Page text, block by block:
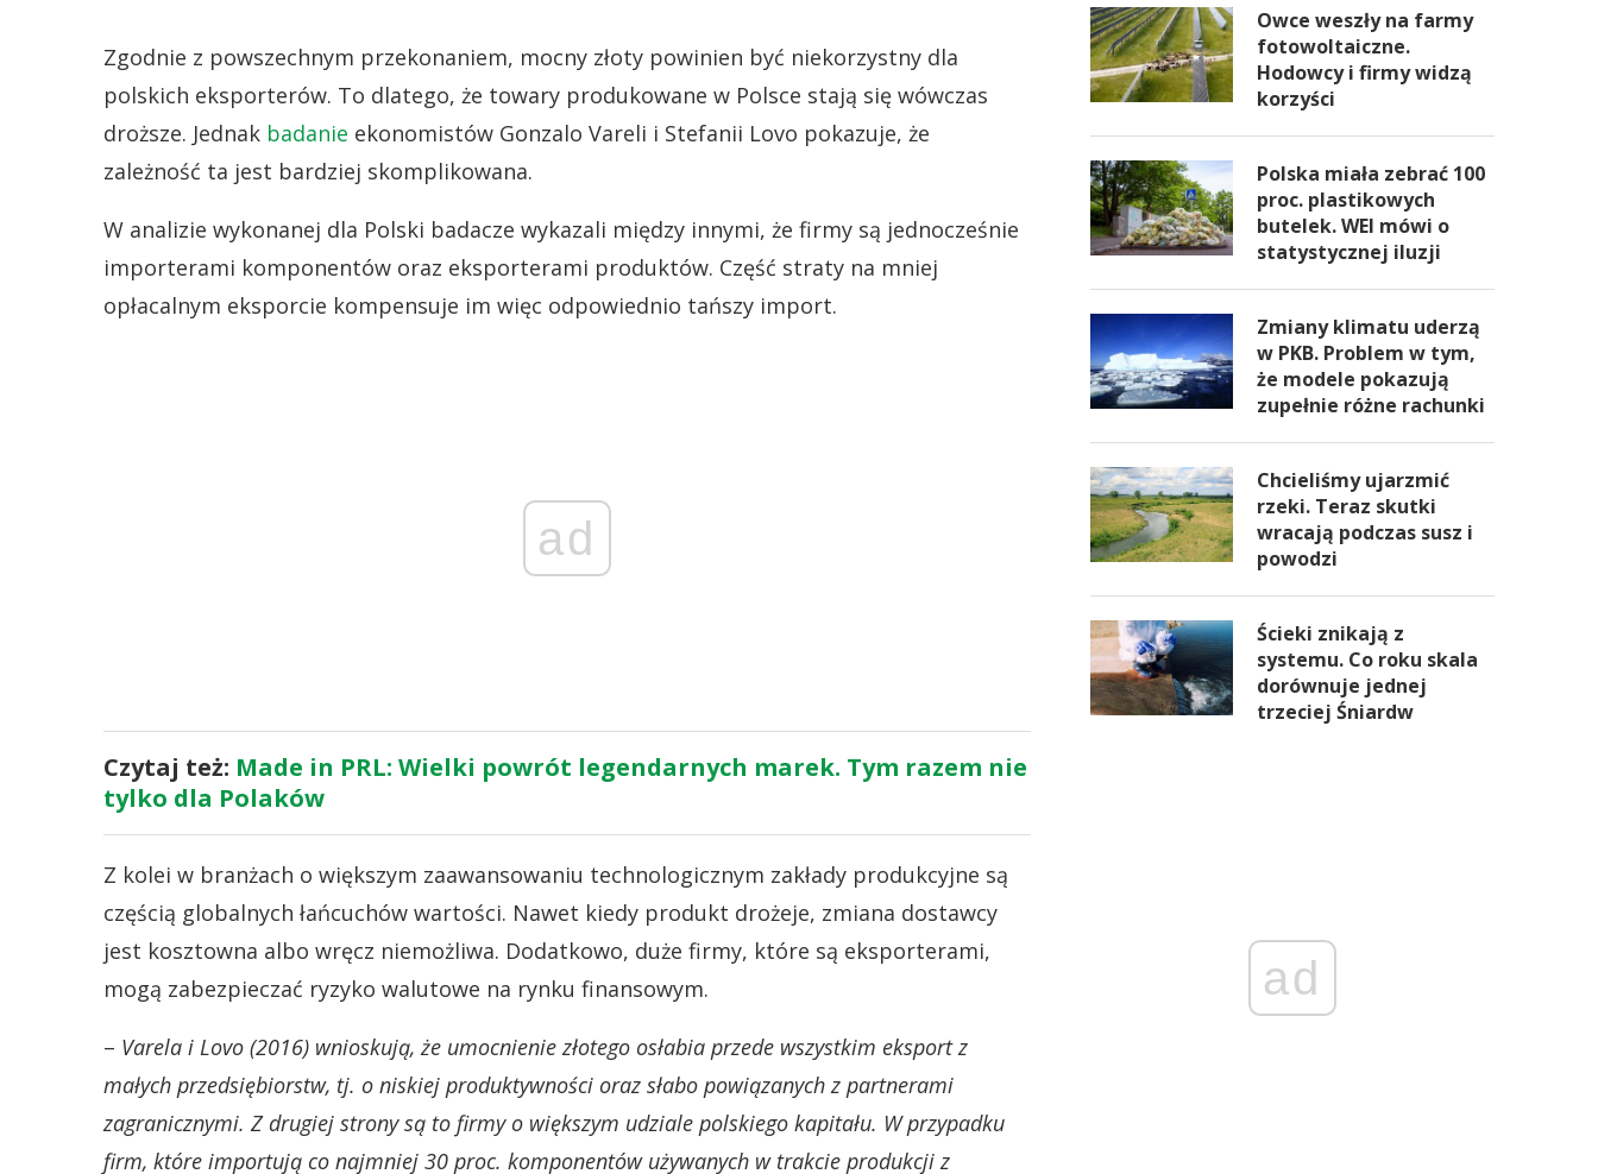
Zgodnie z powszechnym przekonaniem, mocny złoty powinien być niekorzystny dla
polskich eksporterów. To dlatego, że towary produkowane w Polsce stają się wówczas
droższe. Jednak badanie ekonomistów Gonzalo Vareli i Stefanii Lovo pokazuje, że
zależność ta jest bardziej skomplikowana.
W analizie wykonanej dla Polski badacze wykazali między innymi, że firmy są jednocześnie
importerami komponentów oraz eksporterami produktów. Część straty na mniej
opłacalnym eksporcie kompensuje im więc odpowiednio tańszy import.
ad
Czytaj też: Made in PRL: Wielki powrót legendarnych marek. Tym razem nie
tylko dla Polaków
Z kolei w branżach o większym zaawansowaniu technologicznym zakłady produkcyjne są
częścią globalnych łańcuchów wartości. Nawet kiedy produkt drożeje, zmiana dostawcy
jest kosztowna albo wręcz niemożliwa. Dodatkowo, duże firmy, które są eksporterami,
mogą zabezpieczać ryzyko walutowe na rynku finansowym.
– Varela i Lovo (2016) wnioskują, że umocnienie złotego osłabia przede wszystkim eksport z
małych przedsiębiorstw, tj. o niskiej produktywności oraz słabo powiązanych z partnerami
zagranicznymi. Z drugiej strony są to firmy o większym udziale polskiego kapitału. W przypadku
firm, które importują co najmniej 30 proc. komponentów używanych w trakcie produkcji z
Owce weszły na farmy
fotowoltaiczne.
Hodowcy i firmy widzą
korzyści
Polska miała zebrać 100
proc. plastikowych
butelek. WEI mówi o
statystycznej iluzji
Zmiany klimatu uderzą
w PKB. Problem w tym,
że modele pokazują
zupełnie różne rachunki
Chcieliśmy ujarzmić
rzeki. Teraz skutki
wracają podczas susz i
powodzi
Ścieki znikają z
systemu. Co roku skala
dorównuje jednej
trzeciej Śniardw
ad